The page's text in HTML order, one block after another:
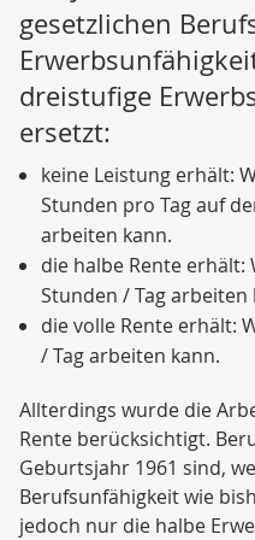
gesetzlichen
dreistufige
ersetzt:
keine Leistung erhält:
Stunden pro Tag auf
arbeiten kann.
die halbe Rente erhält:
Stunden / Tag arbeiten
die volle Rente erhält:
/ Tag arbeiten kann.
Allterdings wurde die
Rente berücksichtigt.
Geburtsjahr 1961 sind,
Berufsunfähigkeit wie
jedoch nur die halbe